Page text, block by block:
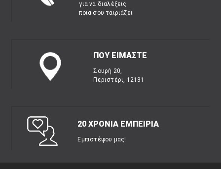
για να διαλέξεις
ποια σου ταιριάζει
ΠΟΥ ΕΙΜΑΣΤΕ
Σουρή 20,
Περιστέρι, 12131
20 ΧΡΟΝΙΑ ΕΜΠΕΙΡΙΑ
Εμπιστέψου μας!